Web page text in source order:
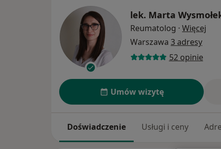
lek. Marta
Reumatolog · Więcej
Warszawa 3 adresy
52 opinie
Umów wizytę
Doświadczenie Usługi i ceny